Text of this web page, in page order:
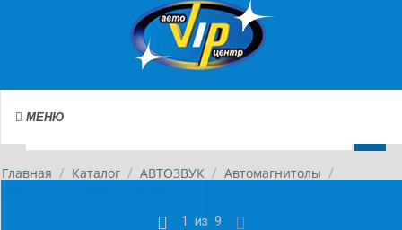
МЕНЮ
Главная / Каталог / АВТОЗВУК / Автомагнитолы
/
1 из 9